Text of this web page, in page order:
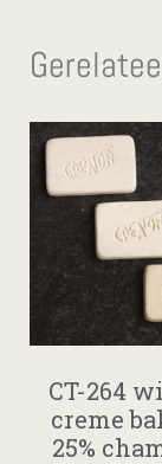
CT-264
creme
25%